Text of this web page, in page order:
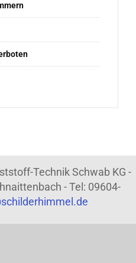
Technik Schwab KG -
- Tel: 09604-